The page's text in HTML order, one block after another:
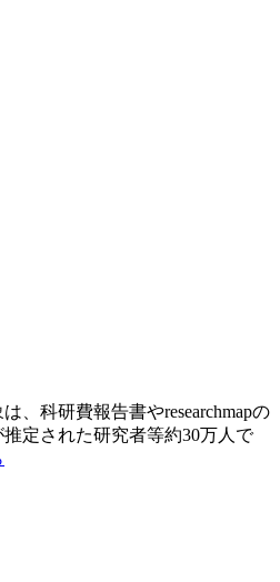
、科研費報告書やresearchmapの
定された研究者等約30万人で